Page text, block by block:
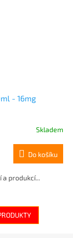
- 16mg
Skladem
Do košíku
produkcí...